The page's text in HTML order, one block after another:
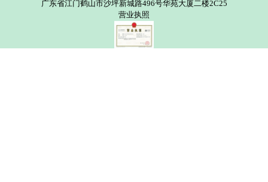
广东省江门鹤山市沙坪新城路496号华苑大厦二楼2C25
营业执照